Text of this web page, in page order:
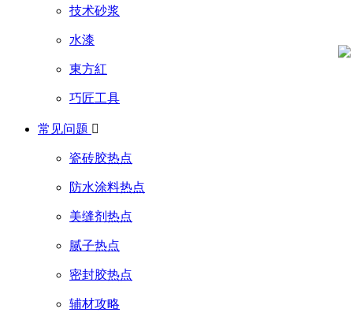
技术砂浆
水漆
東方紅
巧匠工具
常见问题 
瓷砖胶热点
防水涂料热点
美缝剂热点
腻子热点
密封胶热点
辅材攻略